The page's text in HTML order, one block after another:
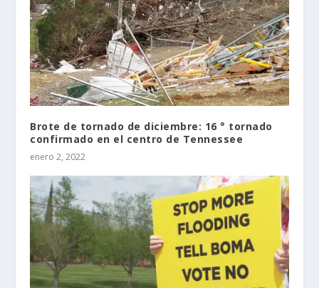
Brote de tornado de diciembre: 16 ° tornado
confirmado en el centro de Tennessee
enero 2, 2022